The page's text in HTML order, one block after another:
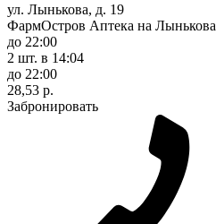
ул. Лынькова, д. 19
ФармОстров Аптека на Лынькова
до 22:00
2 шт. в 14:04
до 22:00
28,53 р.
Забронировать